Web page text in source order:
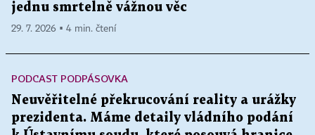
jednu smrtelně vážnou věc
29. 7. 2026 ▪ 4 min. čtení
PODCAST PODPÁSOVKA
Neuvěřitelné překrucování reality a urážky
prezidenta. Máme detaily vládního podání